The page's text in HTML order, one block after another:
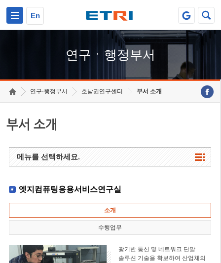
En
연구ㆍ행정부서
연구·행정부서 호남권연구센터 부서 소개
부서 소개
메뉴를 선택하세요.
엣지컴퓨팅응용서비스연구실
소개
수행업무
광기반 통신 및 네트워크 단말
솔루션 기술을 확보하여 산업체의